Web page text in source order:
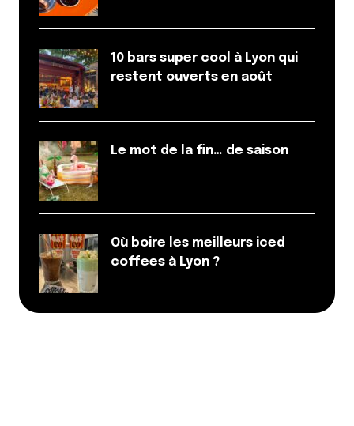
10 bars super cool à Lyon qui
restent ouverts en août
Le mot de la fin… de saison
Où boire les meilleurs iced
coffees à Lyon ?